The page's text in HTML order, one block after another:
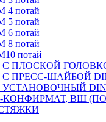
4 потай
5 потай
6 потай
8 потай
потай
С ПЛОСКОЙ
ПРЕСС-ШАЙБОЙ
DIN
КОНФИРМАТ, ВШ